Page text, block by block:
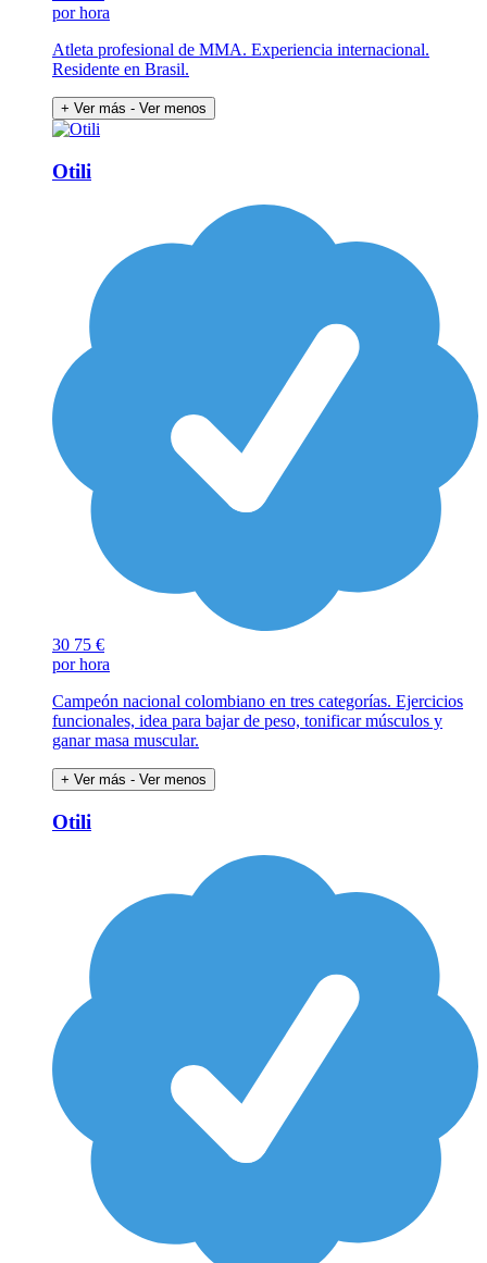
por hora
Atleta profesional de MMA. Experiencia internacional.
Residente en Brasil.
+ Ver más - Ver menos
Otili
30 75 €
por hora
Campeón nacional colombiano en tres categorías. Ejercicios
funcionales, idea para bajar de peso, tonificar músculos y
ganar masa muscular.
+ Ver más - Ver menos
Otili